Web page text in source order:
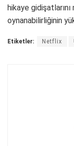
hikaye
oynanabilirliğinin
Etiketler: Netflix